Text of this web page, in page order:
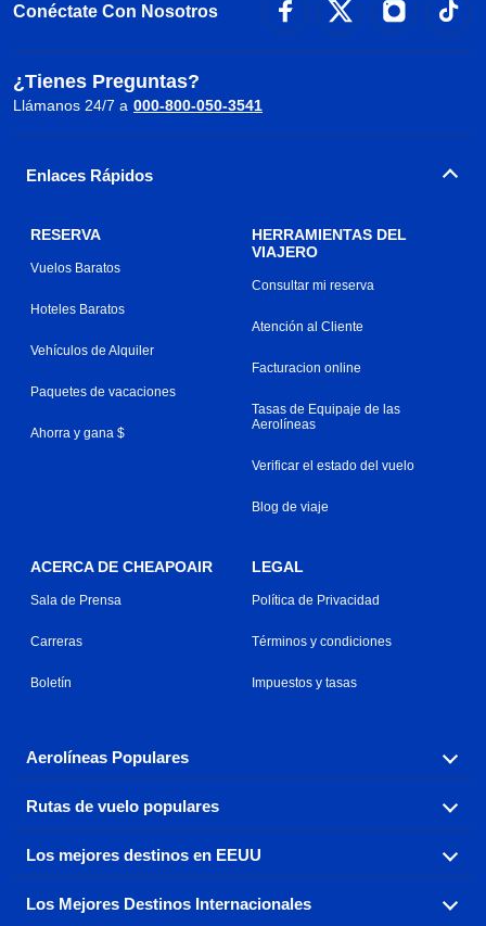
Conéctate Con Nosotros
¿Tienes Preguntas?
Llámanos 24/7 a 000-800-050-3541
Enlaces Rápidos
RESERVA
Vuelos Baratos
Hoteles Baratos
Vehículos de Alquiler
Paquetes de vacaciones
Ahorra y gana $
HERRAMIENTAS DEL
VIAJERO
Consultar mi reserva
Atención al Cliente
Facturacion online
Tasas de Equipaje de las
Aerolíneas
Verificar el estado del vuelo
Blog de viaje
ACERCA DE CHEAPOAIR
Sala de Prensa
Carreras
Boletín
LEGAL
Política de Privacidad
Términos y condiciones
Impuestos y tasas
Aerolíneas Populares
Explora nuestras opciones de tarifas aéreas baratas por
aerolínea, con más de 500 opciones para elegir.
Aeromexico
Air France Alaska Airlines
Rutas de vuelo populares
Reserva una de nuestras rutas de vuelo más populares
con tres sencillos clics.
Los mejores destinos en EEUU
Encuentra boletos de avión baratos a destinos
Los Mejores Destinos Internacionales